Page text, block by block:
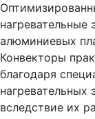
алюминиевых
Конвекторы
благодаря
вследствие их